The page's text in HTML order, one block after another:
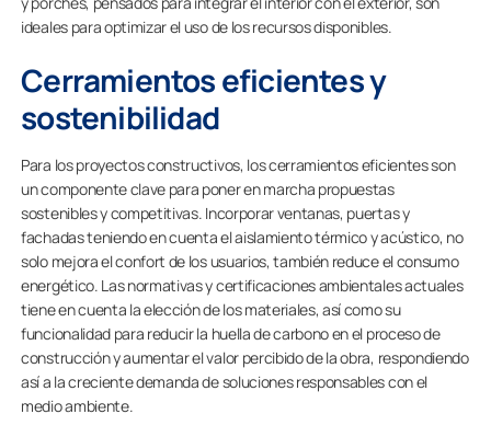
ideales para optimizar el uso de los recursos disponibles.
Cerramientos eficientes y
sostenibilidad
Para los proyectos constructivos, los cerramientos eficientes son
un componente clave para poner en marcha propuestas
sostenibles y competitivas. Incorporar ventanas, puertas y
fachadas teniendo en cuenta el aislamiento térmico y acústico, no
solo mejora el confort de los usuarios, también reduce el consumo
energético. Las normativas y certificaciones ambientales actuales
tiene en cuenta la elección de los materiales, así como su
funcionalidad para reducir la huella de carbono en el proceso de
construcción y aumentar el valor percibido de la obra, respondiendo
así a la creciente demanda de soluciones responsables con el
medio ambiente.